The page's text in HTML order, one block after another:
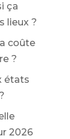
ça
lieux ?
coûte
?
états
2026